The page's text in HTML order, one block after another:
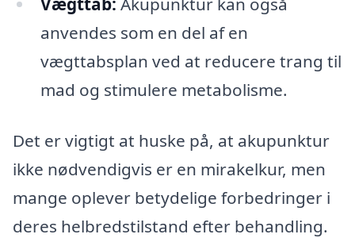
anvendes som en del af en
vægttabsplan ved at reducere trang til
mad og stimulere metabolisme.
Det er vigtigt at huske på, at akupunktur
ikke nødvendigvis er en mirakelkur, men
mange oplever betydelige forbedringer i
deres helbredstilstand efter behandling.